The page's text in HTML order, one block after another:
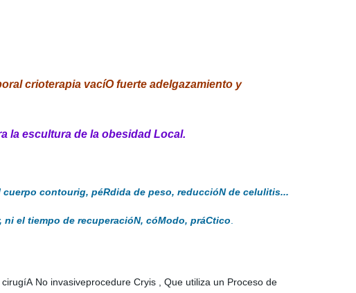
crioterapia vacíO fuerte adelgazamiento y
la escultura de la obesidad Local.
contourig, péRdida de peso, reduccióN de celulitis...
el tiempo de recuperacióN, cóModo, práCtico
No invasiveprocedure Cryis , Que utiliza un Proceso de